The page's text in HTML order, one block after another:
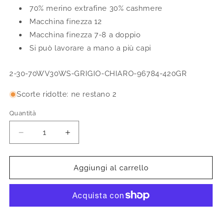
70% merino extrafine 30% cashmere
Macchina finezza 12
Macchina finezza 7-8 a doppio
Si può lavorare a mano a più capi
SKU:
2-30-70WV30WS-GRIGIO-CHIARO-96784-420GR
Scorte ridotte: ne restano 2
Quantità
Quantità
Diminuisci
quantità
per
da
70%
Aumenta
quantità
per
Filato
da
2/30
70%
Aggiungi al carrello